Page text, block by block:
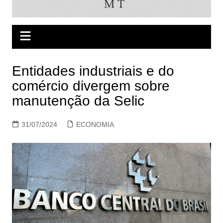
Entidades industriais e do
comércio divergem sobre
manutenção da Selic
31/07/2024 ECONOMIA